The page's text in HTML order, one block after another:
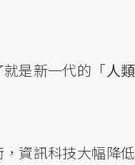
是新一代的「人類
資訊科技大幅降低